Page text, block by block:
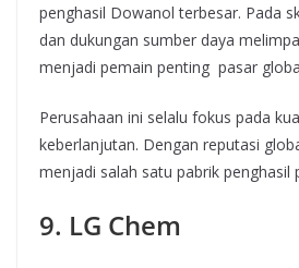
penghasil Dowanol terbesar. Pada
dan dukungan sumber daya
menjadi pemain penting pasar
Perusahaan ini selalu fokus pada
keberlanjutan. Dengan reputasi
menjadi salah satu pabrik penghasil
9. LG Chem